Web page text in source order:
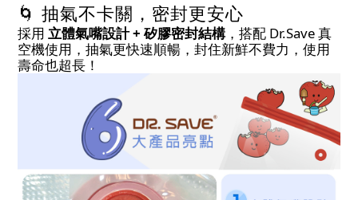
🌀 抽氣不卡關，密封更安心
採用 立體氣嘴設計 + 矽膠密封結構，搭配 Dr.Save 真
空機使用，抽氣更快速順暢，封住新鮮不費力，使用
壽命也超長！